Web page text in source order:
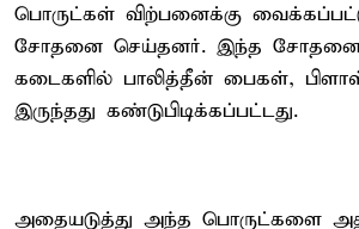
பொருட்கள் விற்பனைக்கு
சோதனை செய்தனர். இந்த
கடைகளில் பாலித்தீன் பைகள்,
இருந்தது கண்டுபிடிக்கப்பட்டது.
அதையடுத்து அந்த பொருட்களை